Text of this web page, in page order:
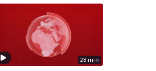
28 min